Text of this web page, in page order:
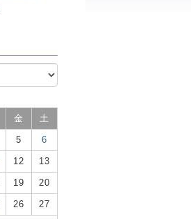
金 土
5 6
12 13
19 20
26 27